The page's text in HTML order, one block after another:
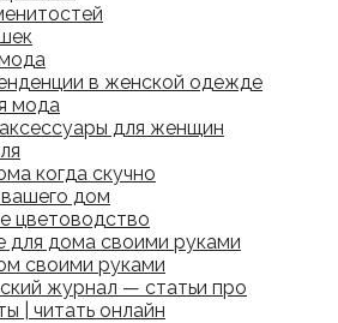
в женской одежде
мода
для женщин
когда скучно
дом
цветоводство
для дома своими руками
своими руками
журнал — статьи про
| читать онлайн